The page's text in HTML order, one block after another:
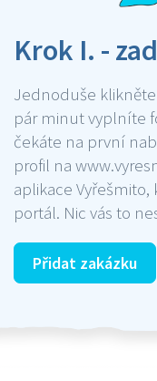
Krok I. -
Jednoduše
pár minut vyplníte
čekáte na první
profil na
aplikace
portál. Nic vás to
Přidat zakázku